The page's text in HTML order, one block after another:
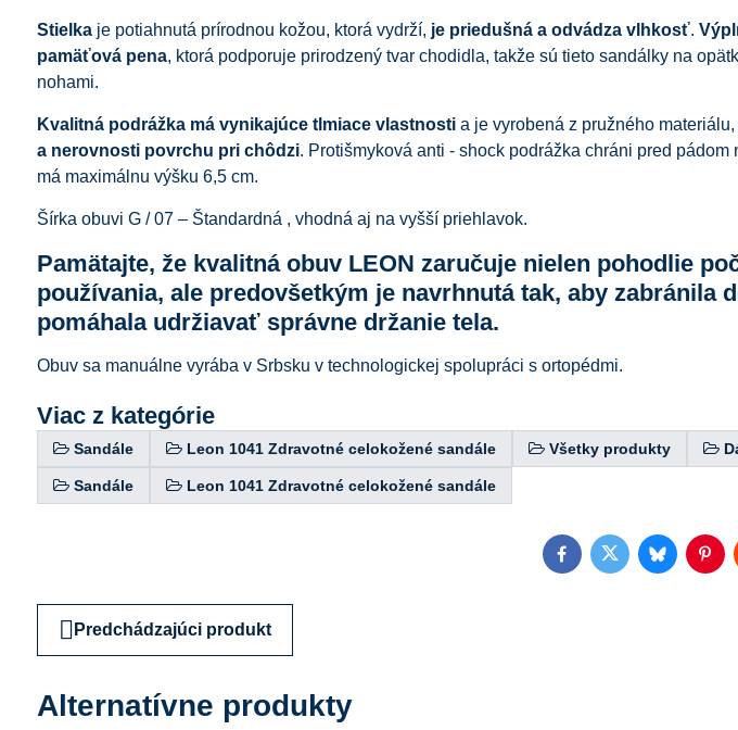
Stielkaje potiahnutá prírodnou kožou, ktorá vydrží, je priedušná a odvádza vlhkosť.
pamäťová pena, ktorá podporuje prirodzený tvar chodidla, takže sú tieto sandálky na
nohami.
Kvalitná podrážka má vynikajúce tlmiace vlastnostia je vyrobená z pružného materiálu,
a nerovnosti povrchu pri chôdzi. Protišmyková anti - shock podrážka chráni pred
má maximálnu výšku 6,5 cm.
Šírka obuvi G / 07 – Štandardná , vhodná aj na vyšší priehlavok.
Pamätajte, že kvalitná obuv LEON zaručuje nielen pohodlie
používania, ale predovšetkým je navrhnutá tak, aby zabránila
pomáhala udržiavať správne držanie tela.
Obuv sa manuálne vyrába v Srbsku v technologickej spolupráci s ortopédmi.
Viac z kategórie
Sandále Leon 1041 Zdravotné celokožené sandále Všetky produkty
Sandále Leon 1041 Zdravotné celokožené sandále
FacebookTwitterBluesky
Predchádzajúci produkt
Alternatívne produkty